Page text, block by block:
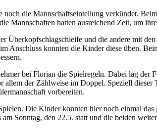
noch die Mannschaftseinteilung verkündet.
Mannschaften hatten ausreichend Zeit, um
Überkopfschlagschleife und die andere mit
Anschluss konnten die Kinder diese üben.
bei Florian die Spielregeln. Dabei lag der
allem der Zählweise im Doppel. Speziell
vorbereiten.
Die Kinder konnten hier noch einmal
Sonntag, den 22.5. statt und die beiden